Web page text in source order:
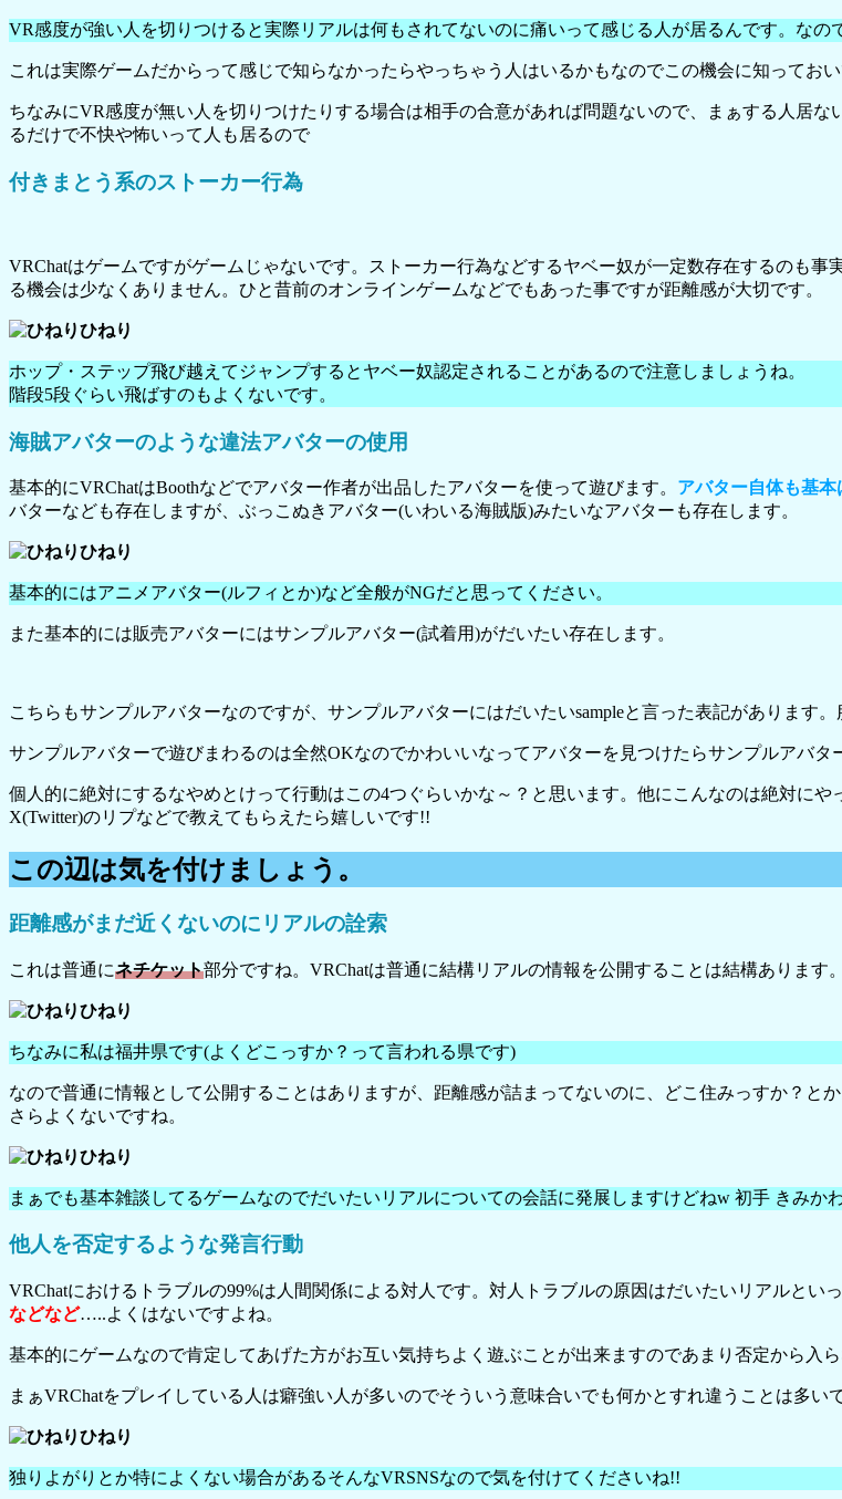
VR感度が強い人を切りつけると実際リアルは何もされてないのに痛いって感じる人が居るんです。な
これは実際ゲームだからって感じで知らなかったらやっちゃう人はいるかもなのでこの機会に知っておい
ちなみにVR感度が無い人を切りつけたりする場合は相手の合意があれば問題ないので、まぁする人居
るだけで不快や怖いって人も居るので
付きまとう系のストーカー行為
VRChatはゲームですがゲームじゃないです。ストーカー行為などするヤベー奴が一定数存在するのも
る機会は少なくありません。ひと昔前のオンラインゲームなどでもあった事ですが距離感が大切です。
ひねり
ホップ・ステップ飛び越えてジャンプするとヤベー奴認定されることがあるので注意しましょうね。
階段5段ぐらい飛ばすのもよくないです。
海賊アバターのような違法アバターの使用
基本的にVRChatはBoothなどでアバター作者が出品したアバターを使って遊びます。 アバター自体も基
バターなども存在しますが、ぶっこぬきアバター(いわいる海賊版)みたいなアバターも存在します。
ひねり
基本的にはアニメアバター(ルフィとか)など全般がNGだと思ってください。
また基本的には販売アバターにはサンプルアバター(試着用)がだいたい存在します。
こちらもサンプルアバターなのですが、サンプルアバターにはだいたいsampleと言った表記があります
サンプルアバターで遊びまわるのは全然OKなのでかわいいなってアバターを見つけたらサンプルアバ
個人的に絶対にするなやめとけって行動はこの4つぐらいかな～？と思います。他にこんなのは絶対に
X(Twitter)のリプなどで教えてもらえたら嬉しいです!!
この辺は気を付けましょう。
距離感がまだ近くないのにリアルの詮索
これは普通にネチケット部分ですね。VRChatは普通に結構リアルの情報を公開することは結構あります
ひねり
ちなみに私は福井県です(よくどこっすか？って言われる県です)
なので普通に情報として公開することはありますが、距離感が詰まってないのに、どこ住みっすか？
さらよくないですね。
ひねり
まぁでも基本雑談してるゲームなのでだいたいリアルについての会話に発展しますけどねw 初手 きみ
他人を否定するような発言行動
VRChatにおけるトラブルの99%は人間関係による対人です。対人トラブルの原因はだいたいリアルとい
などなど…..よくはないですよね。
基本的にゲームなので肯定してあげた方がお互い気持ちよく遊ぶことが出来ますのであまり否定から入ら
まぁVRChatをプレイしている人は癖強い人が多いのでそういう意味合いでも何かとすれ違うことは多い
ひねり
独りよがりとか特によくない場合があるそんなVRSNSなので気を付けてくださいね!!